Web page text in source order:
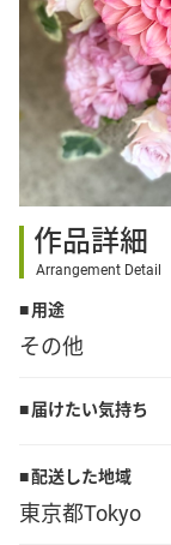
作品詳細
Arrangement Detail
用途
その他
届けたい気持ち
配送した地域
東京都Tokyo